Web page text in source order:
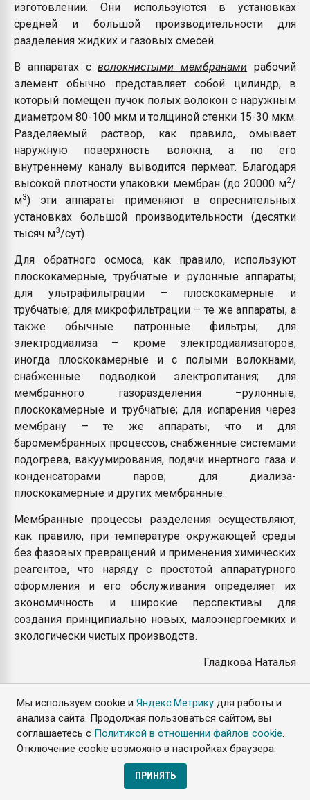
Мы используем cookie иЯндекс.Метрику для работы и
анализа сайта. Продолжая пользоваться сайтом, вы
соглашаетесь с Политикой в отношении файлов cookie.
Отключение cookie возможно в настройках браузера.
ПРИНЯТЬ
изготовлении. Они используются в установках
средней и большой производительности для
разделения жидких и газовых смесей.
В аппаратах сволокнистыми мембранами рабочий
элемент обычно представляет собой цилиндр, в
который помещен пучок полых волокон с наружным
диаметром 80-100 мкм и толщиной стенки 15-30 мкм.
Разделяемый раствор, как правило, омывает
наружную поверхность волокна, а по его
внутреннему каналу выводится пермеат. Благодаря
высокой плотности упаковки мембран (до 20000 м2/
м3) эти аппараты применяют в опреснительных
установках большой производительности (десятки
тысяч м3/сут).
Для обратного осмоса, как правило, используют
плоскокамерные, трубчатые и рулонные аппараты;
для ультрафильтрации – плоскокамерные и
трубчатые; для микрофильтрации – те же аппараты, а
также обычные патронные фильтры; для
электродиализа – кроме электродиализаторов,
иногда плоскокамерные и с полыми волокнами,
снабженные подводкой электропитания; для
мембранного газоразделения –рулонные,
плоскокамерные и трубчатые; для испарения через
мембрану – те же аппараты, что и для
баромембранных процессов, снабженные системами
подогрева, вакуумирования, подачи инертного газа и
конденсаторами паров; для диализа-
плоскокамерные и других мембранные.
Мембранные процессы разделения осуществляют,
как правило, при температуре окружающей среды
без фазовых превращений и применения химических
реагентов, что наряду с простотой аппаратурного
оформления и его обслуживания определяет их
экономичность и широкие перспективы для
создания принципиально новых, малоэнергоемких и
экологически чистых производств.
Гладкова Наталья
Дата публикации и кол-во просмотров статьи
Просмотров: 7638
Дата публикации: 23.10.2018 14:50:33